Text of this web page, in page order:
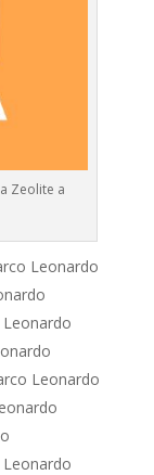
Zeolite a
Leonardo
Leonardo